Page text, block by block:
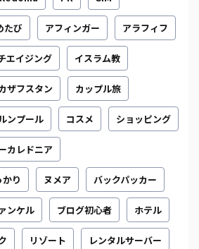
たび アフィンガー アラフィフ
エイジング イスラム教
ザフスタン カップル旅
ンプール コスメ ショッピング
カレドニア
り ヌメア バックパッカー
ンケル ブログ初心者 ホテル
リゾート レンタルサーバー